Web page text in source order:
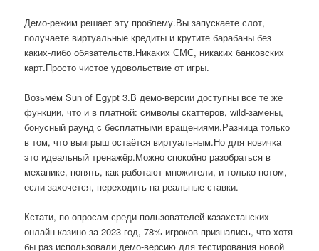
Демо-режим решает эту проблему.Вы запускаете слот,
получаете виртуальные кредиты и крутите барабаны без
каких-либо обязательств.Никаких СМС, никаких банковских
карт.Просто чистое удовольствие от игры.
Возьмём Sun of Egypt 3.В демо-версии доступны все те же
функции, что и в платной: символы скаттеров, wild-замены,
бонусный раунд с бесплатными вращениями.Разница только
в том, что выигрыш остаётся виртуальным.Но для новичка
это идеальный тренажёр.Можно спокойно разобраться в
механике, понять, как работают множители, и только потом,
если захочется, переходить на реальные ставки.
Кстати, по опросам среди пользователей казахстанских
онлайн-казино за 2023 год, 78% игроков признались, что хотя
бы раз использовали демо-версию для тестирования новой